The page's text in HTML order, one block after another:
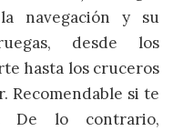
navegación y su
desde los
hasta los cruceros
Recomendable si te
De lo contrario,